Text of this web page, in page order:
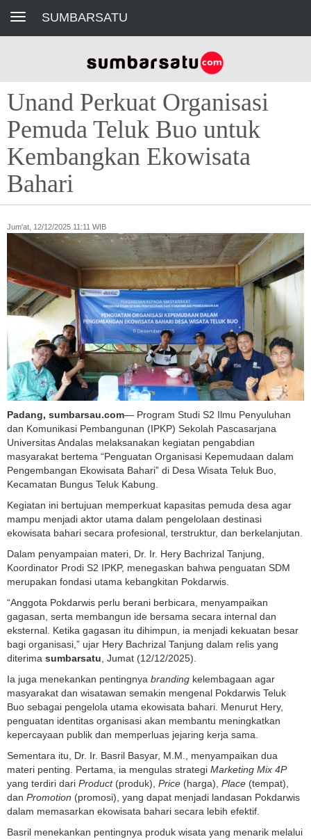
Toggle navigationSUMBARSATU
Unand Perkuat Organisasi
Pemuda Teluk Buo untuk
Kembangkan Ekowisata
Bahari
Jum'at, 12/12/2025 11:11 WIB
Padang, sumbarsau.com— Program Studi S2 Ilmu Penyuluhan
dan Komunikasi Pembangunan (IPKP) Sekolah Pascasarjana
Universitas Andalas melaksanakan kegiatan pengabdian
masyarakat bertema “Penguatan Organisasi Kepemudaan dalam
Pengembangan Ekowisata Bahari” di Desa Wisata Teluk Buo,
Kecamatan Bungus Teluk Kabung.
Kegiatan ini bertujuan memperkuat kapasitas pemuda desa agar
mampu menjadi aktor utama dalam pengelolaan destinasi
ekowisata bahari secara profesional, terstruktur, dan berkelanjutan.
Dalam penyampaian materi, Dr. Ir. Hery Bachrizal Tanjung,
Koordinator Prodi S2 IPKP, menegaskan bahwa penguatan SDM
merupakan fondasi utama kebangkitan Pokdarwis.
“Anggota Pokdarwis perlu berani berbicara, menyampaikan
gagasan, serta membangun ide bersama secara internal dan
eksternal. Ketika gagasan itu dihimpun, ia menjadi kekuatan besar
bagi organisasi,” ujar Hery Bachrizal Tanjung dalam relis yang
diterima sumbarsatu, Jumat (12/12/2025).
Ia juga menekankan pentingnya branding kelembagaan agar
masyarakat dan wisatawan semakin mengenal Pokdarwis Teluk
Buo sebagai pengelola utama ekowisata bahari. Menurut Hery,
penguatan identitas organisasi akan membantu meningkatkan
kepercayaan publik dan memperluas jejaring kerja sama.
Sementara itu, Dr. Ir. Basril Basyar, M.M., menyampaikan dua
materi penting. Pertama, ia mengulas strategi Marketing Mix 4P
yang terdiri dari Product(produk), Price (harga), Place (tempat),
dan Promotion (promosi), yang dapat menjadi landasan Pokdarwis
dalam memasarkan ekowisata bahari secara lebih efektif.
Basril menekankan pentingnya produk wisata yang menarik melalui